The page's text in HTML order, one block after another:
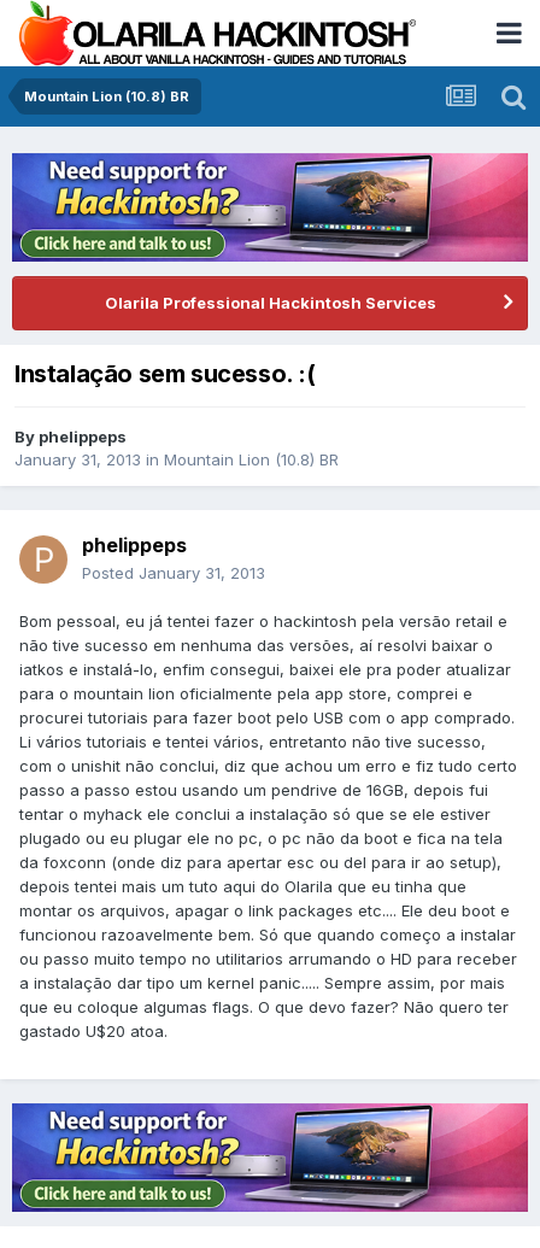
Mountain Lion (10.8) BR
Olarila Professional Hackintosh Services
Instalação sem sucesso. :(
By phelippeps
January 31, 2013 in Mountain Lion (10.8) BR
phelippeps
Posted January 31, 2013
Bom pessoal, eu já tentei fazer o hackintosh pela versão retail e
não tive sucesso em nenhuma das versões, aí resolvi baixar o
iatkos e instalá-lo, enfim consegui, baixei ele pra poder atualizar
para o mountain lion oficialmente pela app store, comprei e
procurei tutoriais para fazer boot pelo USB com o app comprado.
Li vários tutoriais e tentei vários, entretanto não tive sucesso,
com o unishit não conclui, diz que achou um erro e fiz tudo certo
passo a passo estou usando um pendrive de 16GB, depois fui
tentar o myhack ele conclui a instalação só que se ele estiver
plugado ou eu plugar ele no pc, o pc não da boot e fica na tela
da foxconn (onde diz para apertar esc ou del para ir ao setup),
depois tentei mais um tuto aqui do Olarila que eu tinha que
montar os arquivos, apagar o link packages etc.... Ele deu boot e
funcionou razoavelmente bem. Só que quando começo a instalar
ou passo muito tempo no utilitarios arrumando o HD para receber
a instalação dar tipo um kernel panic..... Sempre assim, por mais
que eu coloque algumas flags. O que devo fazer? Não quero ter
gastado U$20 atoa.